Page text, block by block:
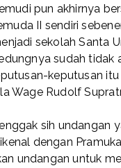
pun akhirnya
II sendiri
sekolah Santa
sudah tidak
keputusan
Wage Rudolf
sih undangan
dengan
undangan untuk